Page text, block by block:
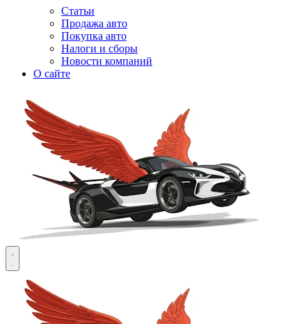
Статьи
Продажа авто
Покупка авто
Налоги и сборы
Новости компаний
О сайте